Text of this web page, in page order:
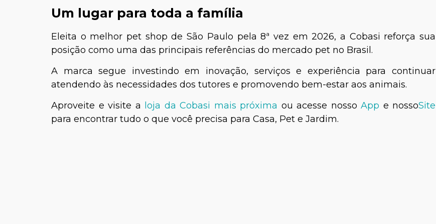
Um lugar para toda a família
Eleita o melhor pet shop de São Paulo pela 8ª vez em 2026, a Cobasi reforça sua
posição como uma das principais referências do mercado pet no Brasil.
A marca segue investindo em inovação, serviços e experiência para continuar
atendendo às necessidades dos tutores e promovendo bem-estar aos animais.
Aproveite e visite a
loja da Cobasi mais próxima ou acesse nosso App e nossoSite
para encontrar tudo o que você precisa para Casa, Pet e Jardim.